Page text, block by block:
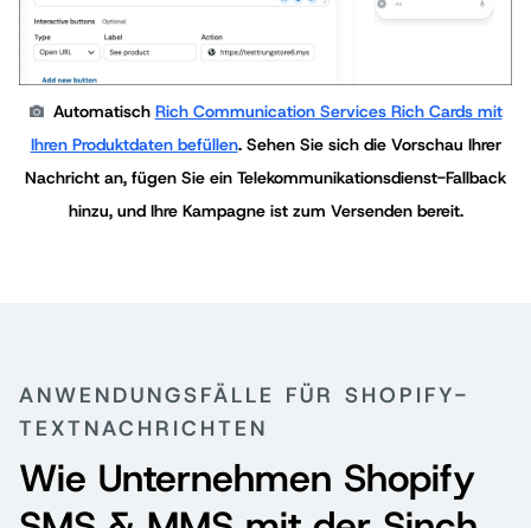
Automatisch Rich Communication Services Rich Cards mit
Ihren Produktdaten befüllen. Sehen Sie sich die Vorschau Ihrer
Nachricht an, fügen Sie ein Telekommunikationsdienst-Fallback
hinzu, und Ihre Kampagne ist zum Versenden bereit.
ANWENDUNGSFÄLLE FÜR SHOPIFY-
TEXTNACHRICHTEN
Wie Unternehmen Shopify